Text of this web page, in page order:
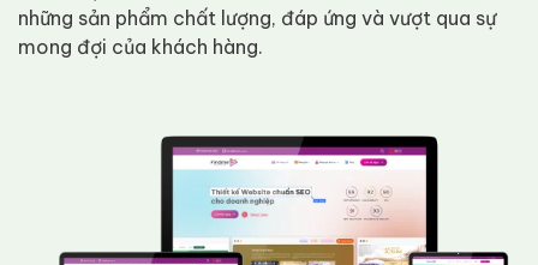
những sản phẩm chất lượng, đáp ứng và vượt qua sự
mong đợi của khách hàng.